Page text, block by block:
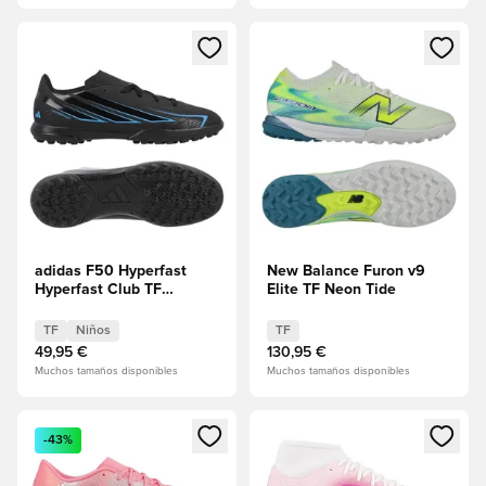
Abre un modal para iniciar sesión o registrarse como
adidas F50 Hyperfast
Hyperfast Club TF
TF Niños
49,95 €
Muchos tamaños disponibles
Abre un modal para iniciar
New Balance Furon v9
Elite TF Neon Tide
TF
130,95 €
Muchos tamaños disponibles
Abre un modal para iniciar sesión o registrarse como
-43%
Abre un modal para iniciar